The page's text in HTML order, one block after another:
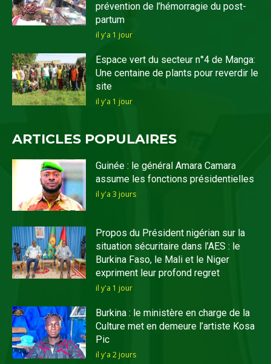
prévention de l’hémorragie du post-
partum
il y'a 1 jour
Espace vert du secteur n°4 de Manga:
Une centaine de plants pour reverdir le
site
il y'a 1 jour
ARTICLES POPULAIRES
Guinée : le général Amara Camara
assume les fonctions présidentielles
il y'a 3 jours
Propos du Président nigérian sur la
situation sécuritaire dans l’AES : le
Burkina Faso, le Mali et le Niger
expriment leur profond regret
il y'a 1 jour
Burkina : le ministère en charge de la
Culture met en demeure l’artiste Kosa
Pic
il y'a 2 jours